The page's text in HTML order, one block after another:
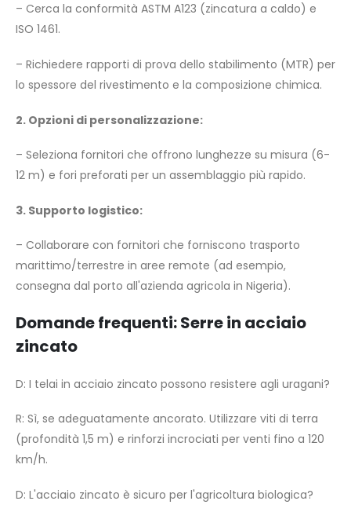
– Cerca la conformità ASTM A123 (zincatura a caldo) e
ISO 1461.
– Richiedere rapporti di prova dello stabilimento (MTR) per
lo spessore del rivestimento e la composizione chimica.
2. Opzioni di personalizzazione:
– Seleziona fornitori che offrono lunghezze su misura (6-
12 m) e fori preforati per un assemblaggio più rapido.
3. Supporto logistico:
– Collaborare con fornitori che forniscono trasporto
marittimo/terrestre in aree remote (ad esempio,
consegna dal porto all'azienda agricola in Nigeria).
Domande frequenti: Serre in acciaio
zincato
D: I telai in acciaio zincato possono resistere agli uragani?
R: Sì, se adeguatamente ancorato. Utilizzare viti di terra
(profondità 1,5 m) e rinforzi incrociati per venti fino a 120
km/h.
D: L'acciaio zincato è sicuro per l'agricoltura biologica?